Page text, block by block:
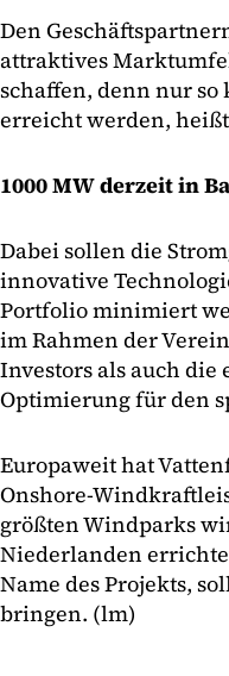
Den
attraktives
schaffen, denn nur
erreicht werden,
1000 MW derzeit in
Dabei sollen die
innovative
Portfolio minimiert
im Rahmen der
Investors als auch
Optimierung für den
Europaweit hat
Onshore-
größten Windparks
Niederlanden
Name des Projekts,
bringen. (lm)